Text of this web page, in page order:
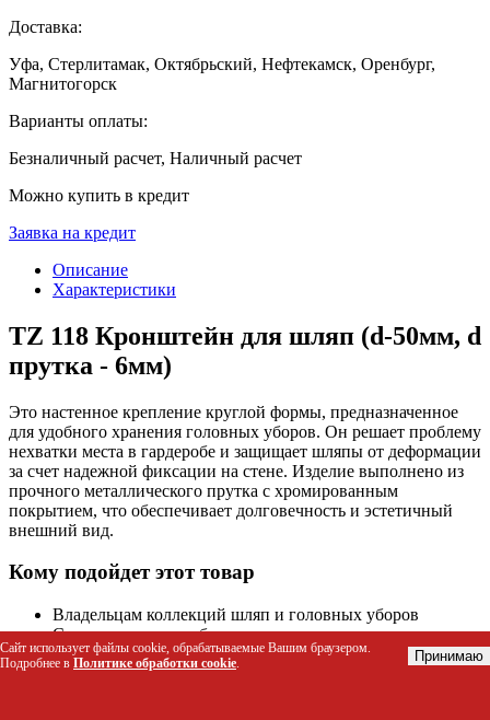
Доставка:
Уфа, Стерлитамак, Октябрьский, Нефтекамск, Оренбург,
Магнитогорск
Варианты оплаты:
Безналичный расчет, Наличный расчет
Можно купить в кредит
Заявка на кредит
Описание
Характеристики
TZ 118 Кронштейн для шляп (d-50мм, d
прутка - 6мм)
Это настенное крепление круглой формы, предназначенное
для удобного хранения головных уборов. Он решает проблему
нехватки места в гардеробе и защищает шляпы от деформации
за счет надежной фиксации на стене. Изделие выполнено из
прочного металлического прутка с хромированным
покрытием, что обеспечивает долговечность и эстетичный
внешний вид.
Кому подойдет этот товар
Владельцам коллекций шляп и головных уборов
Салонам одежды и бутикам для организации витрин
Кафе и ресторанам с классическим интерьером для
хранения фартуков или аксессуаров персонала
Сайт использует файлы cookie, обрабатываемые Вашим браузером.
Подробнее в Политике обработки cookie. Принимаю